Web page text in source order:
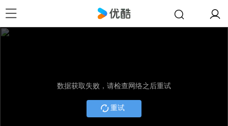
数据获取失败，请检查网络之后重试
重试